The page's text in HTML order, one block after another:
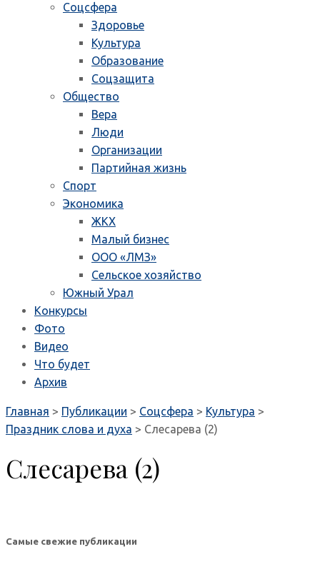
Соцсфера
Здоровье
Культура
Образование
Соцзащита
Общество
Вера
Люди
Организации
Партийная жизнь
Спорт
Экономика
ЖКХ
Малый бизнес
ООО «ЛМЗ»
Сельское хозяйство
Южный Урал
Конкурсы
Фото
Видео
Что будет
Архив
Главная > Публикации > Соцсфера > Культура >
Праздник слова и духа > Слесарева (2)
Слесарева (2)
Самые свежие публикации